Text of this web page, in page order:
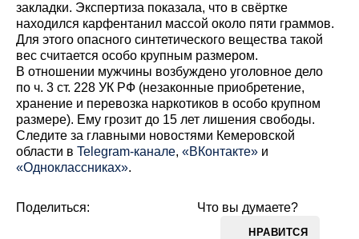
закладки. Экспертиза показала, что в свёртке
находился карфентанил массой около пяти граммов.
Для этого опасного синтетического вещества такой
вес считается особо крупным размером.
В отношении мужчины возбуждено уголовное дело
по ч. 3 ст. 228 УК РФ (незаконные приобретение,
хранение и перевозка наркотиков в особо крупном
размере). Ему грозит до 15 лет лишения свободы.
Cледите за главными новостями Кемеровской
области в Telegram-канале, «ВКонтакте» и
«Одноклассниках».
Что вы думаете?
НРАВИТСЯ
Поделиться: